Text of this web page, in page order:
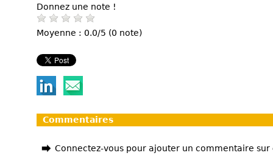
Donnez une note !
Moyenne : 0.0/5 (0 note)
Commentaires
Connectez-vous pour ajouter un commentaire sur